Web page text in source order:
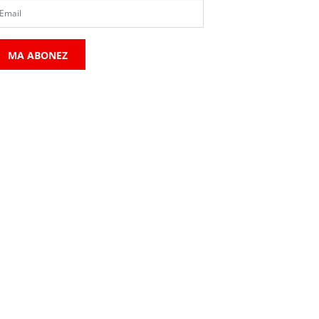
MA ABONEZ